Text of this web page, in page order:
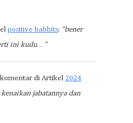
positive habbits: “bener
ini kudu…”
di Artikel 2024
kenaikan jabatannya dan